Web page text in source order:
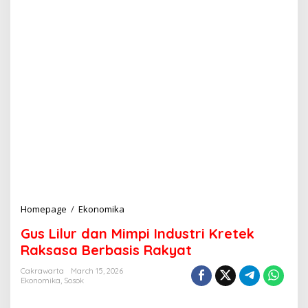
Homepage / Ekonomika
s
L
i
Gus Lilur dan Mimpi Industri Kretek
Raksasa Berbasis Rakyat
Cakrawarta
March 15, 2026
Ekonomika, Sosok